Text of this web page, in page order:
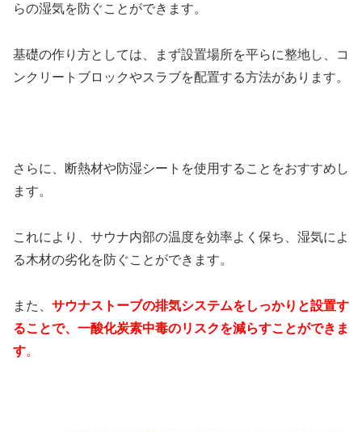
らの湿気を防ぐことができます。
基礎の作り方としては、まず設置場所を平らに整地し、コ
ンクリートブロックやスラブを配置する方法があります。
さらに、断熱材や防湿シートを使用することをおすすめし
ます。
これにより、サウナ内部の温度を効率よく保ち、湿気によ
る木材の劣化を防ぐことができます。
また、 サウナストーブの排気システムをしっかりと設置す
ることで、一酸化炭素中毒のリスクを減らすことができま
す。